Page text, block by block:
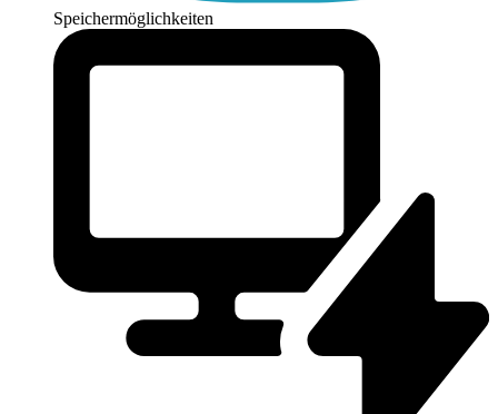
Speichermöglichkeiten